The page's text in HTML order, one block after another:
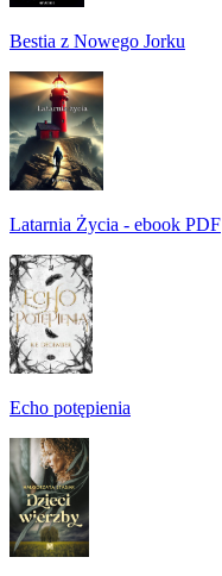
Bestia z Nowego Jorku
Latarnia Życia - ebook PDF
Echo potępienia